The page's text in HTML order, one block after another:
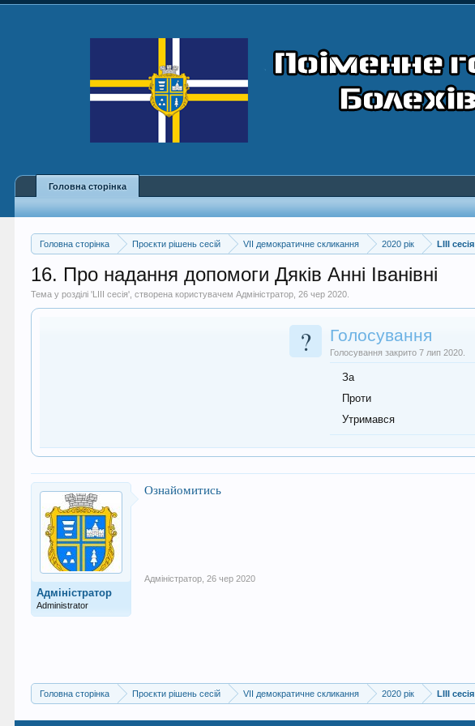
Головна сторінка Проєкти рішень сесій VII демократичне скликання 2020 рік LIII сесія
16. Про надання допомоги Дяків Анні Іванівні
Тема у розділі 'LIII сесія', створена користувачемАдміністратор ,26 чер 2020
? Голосування
Голосування закрито 7 лип 2020.
За
Проти
Утримався
Адміністратор
Administrator
Ознайомитись
Адміністратор 26 чер 2020
Головна сторінка Проєкти рішень сесій VII демократичне скликання 2020 рік LIII сесія
Головна сторінка